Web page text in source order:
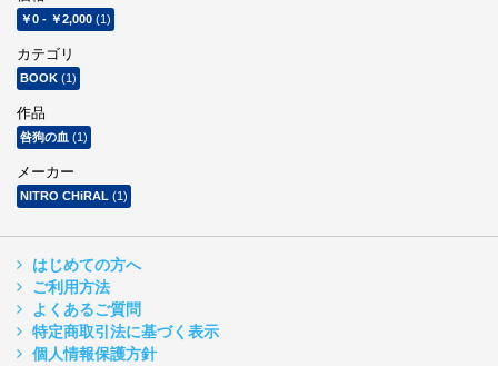
￥0 - ￥2,000 (1)
カテゴリ
BOOK (1)
作品
咎狗の血 (1)
メーカー
NITRO CHiRAL (1)
はじめての方へ
ご利用方法
よくあるご質問
特定商取引法に基づく表示
個人情報保護方針